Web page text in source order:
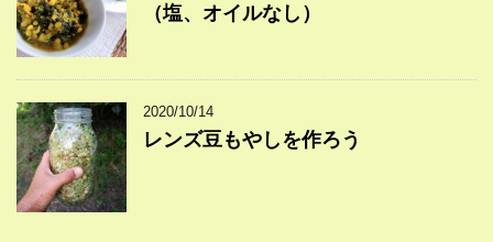
（塩、オイルなし）
2020/10/14
レンズ豆もやしを作ろう